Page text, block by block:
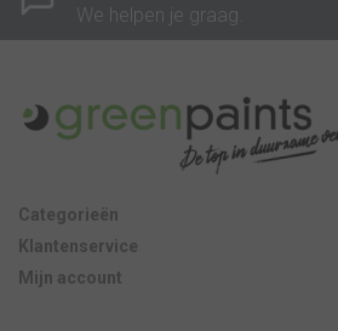
We helpen je graag.
Categorieën
Klantenservice
Mijn account